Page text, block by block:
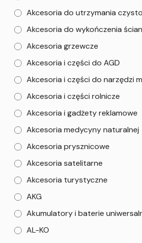
Akcesoria do utrzymania
Akcesoria do wykończenia ścian
Akcesoria grzewcze
Akcesoria i części do AGD
Akcesoria i części do narzędzi
Akcesoria i części rolnicze
Akcesoria i gadżety reklamowe
Akcesoria medycyny naturalnej
Akcesoria prysznicowe
Akcesoria satelitarne
Akcesoria turystyczne
AKG
Akumulatory i baterie
AL-KO